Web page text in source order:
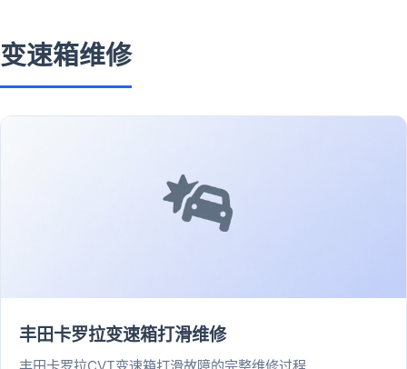
变速箱维修
丰田卡罗拉变速箱打滑维修